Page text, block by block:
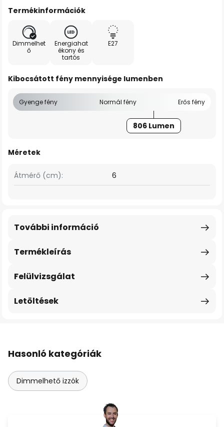
Termékinformációk
Dimmelhet
ő
Energiahat
ékony és
tartós
E27
Kibocsátott fény mennyisége lumenben
Gyenge fény Normál fény Erős fény
806 Lumen
Méretek
Átmérő (cm): 6
Termékleírás
További információ
Felülvizsgálat
Letöltések
Hasonló kategóriák
Dimmelhető izzók